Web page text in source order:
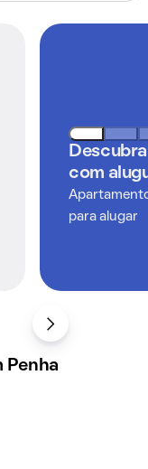
com
para alugar
Penha